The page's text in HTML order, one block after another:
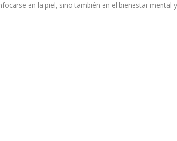
en la piel, sino también en el bienestar mental y